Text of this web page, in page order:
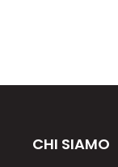
CHI SIAMO